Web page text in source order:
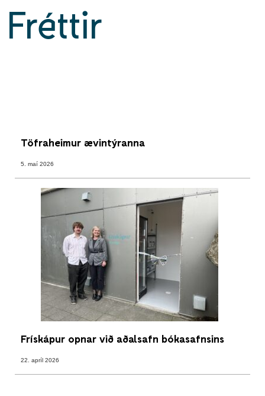
Fréttir
Töfraheimur ævintýranna
5. maí 2026
Frískápur opnar við aðalsafn bókasafnsins
22. apríl 2026